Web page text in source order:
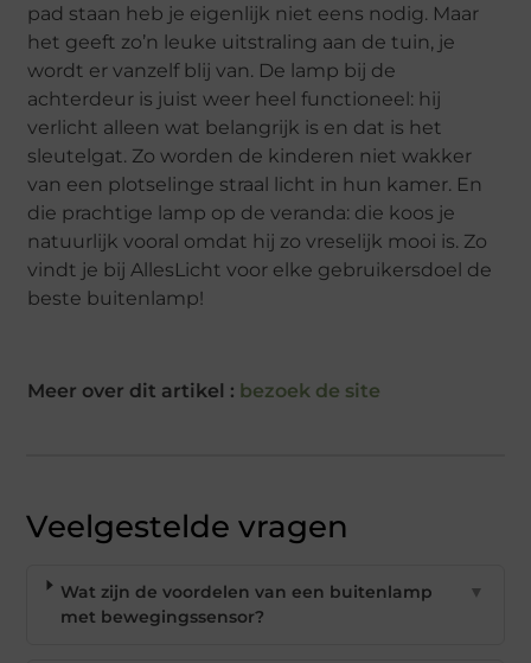
pad staan heb je eigenlijk niet eens nodig. Maar
het geeft zo’n leuke uitstraling aan de tuin, je
wordt er vanzelf blij van. De lamp bij de
achterdeur is juist weer heel functioneel: hij
verlicht alleen wat belangrijk is en dat is het
sleutelgat. Zo worden de kinderen niet wakker
van een plotselinge straal licht in hun kamer. En
die prachtige lamp op de veranda: die koos je
natuurlijk vooral omdat hij zo vreselijk mooi is. Zo
vindt je bij AllesLicht voor elke gebruikersdoel de
beste buitenlamp!
Meer over dit artikel : bezoek de site
Veelgestelde vragen
Wat zijn de voordelen van een buitenlamp
met bewegingssensor?
▼